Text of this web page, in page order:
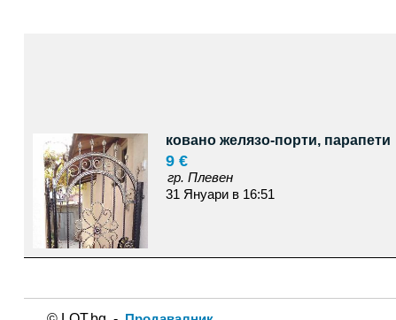
ковано желязо-порти, парапети
9 €
гр. Плевен
31 Януари в 16:51